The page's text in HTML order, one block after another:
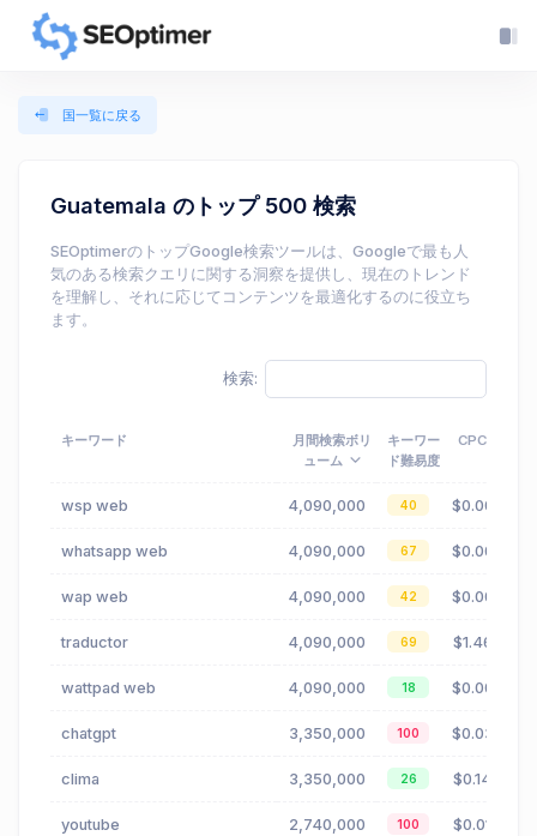
国一覧に戻る
Guatemala のトップ 500 検索
SEOptimerのトップGoogle検索ツールは、Googleで最も人
気のある検索クエリに関する洞察を提供し、現在のトレンド
を理解し、それに応じてコンテンツを最適化するのに役立ち
ます。
検索:
キーワード
月間検索ボリ
ューム
キーワー
ド難易度
CPC
wsp web 4,090,000 40 $0.00
whatsapp web 4,090,000 67 $0.00
wap web 4,090,000 42 $0.00
traductor 4,090,000 69 $1.46
wattpad web 4,090,000 18 $0.00
chatgpt 3,350,000 100 $0.03
clima 3,350,000 26 $0.14
youtube 2,740,000 100 $0.01